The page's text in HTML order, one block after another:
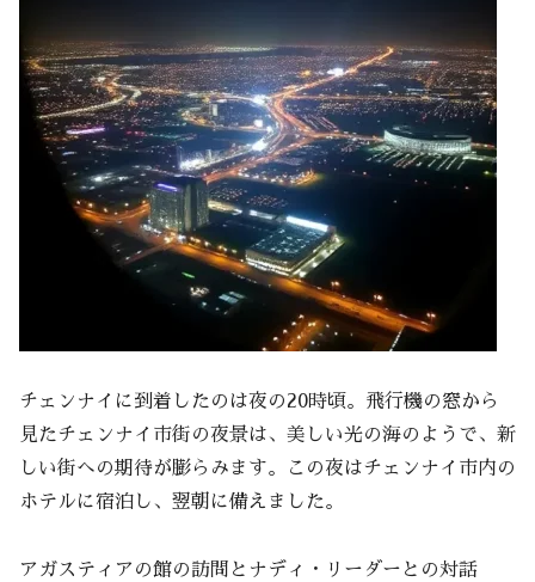
チェンナイに到着したのは夜の20時頃。飛行機の窓から
見たチェンナイ市街の夜景は、美しい光の海のようで、新
しい街への期待が膨らみます。この夜はチェンナイ市内の
ホテルに宿泊し、翌朝に備えました。
アガスティアの館の訪問とナディ・リーダーとの対話